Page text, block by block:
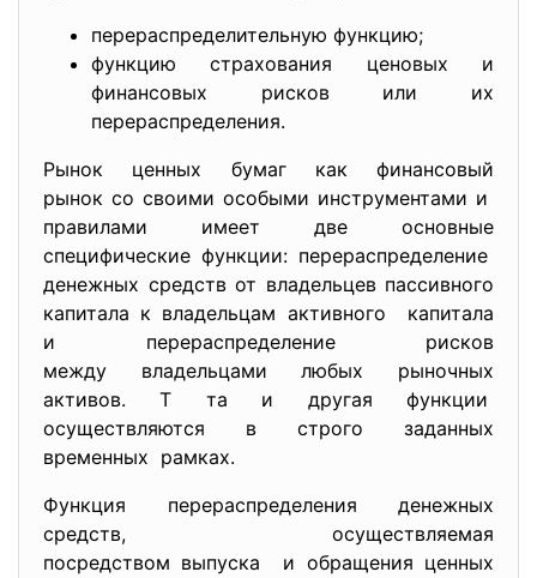
перераспределительную функцию;
функцию страхования ценовых и
финансовых рисков или их
перераспределения.
Рынок ценных бумаг как финансовый
рынок со своими особыми инструментами и
правилами имеет две основные
специфические функции: перераспределение
денежных средств от владельцев пассивного
капитала к владельцам активного капитала
и перераспределение рисков
между владельцами любых рыночных
активов. Т та и другая функции
осуществляются в строго заданных
временных рамках.
Функция перераспределения денежных
средств, осуществляемая
посредством выпуска и обращения ценных